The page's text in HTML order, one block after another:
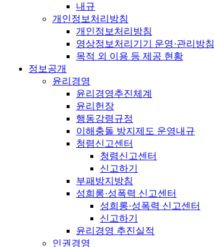
내규
개인정보처리방침
개인정보처리방침
영상정보처리기기 운영·관리방침
목적 외 이용 등 제공 현황
정보공개
윤리경영
윤리경영추진체계
윤리헌장
행동강령규정
이해충돌 방지제도 운영내규
청렴신고센터
청렴신고센터
신고하기
부패방지방침
성희롱·성폭력 신고센터
성희롱·성폭력 신고센터
신고하기
윤리경영 추진실적
인권경영